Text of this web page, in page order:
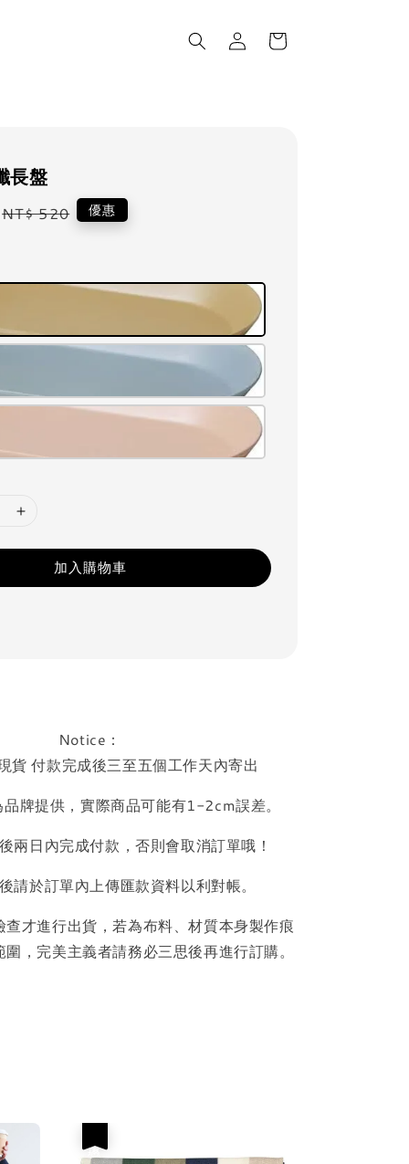
長盤
Regular
NT$ 520 優惠
加入購物車
Notice：
貨 付款完成後三至五個工作天內寄出
牌提供，實際商品可能有1-2cm誤差。
兩日內完成付款，否則會取消訂單哦！
請於訂單內上傳匯款資料以利對帳。
查才進行出貨，若為布料、材質本身製作痕
，完美主義者請務必三思後再進行訂購。